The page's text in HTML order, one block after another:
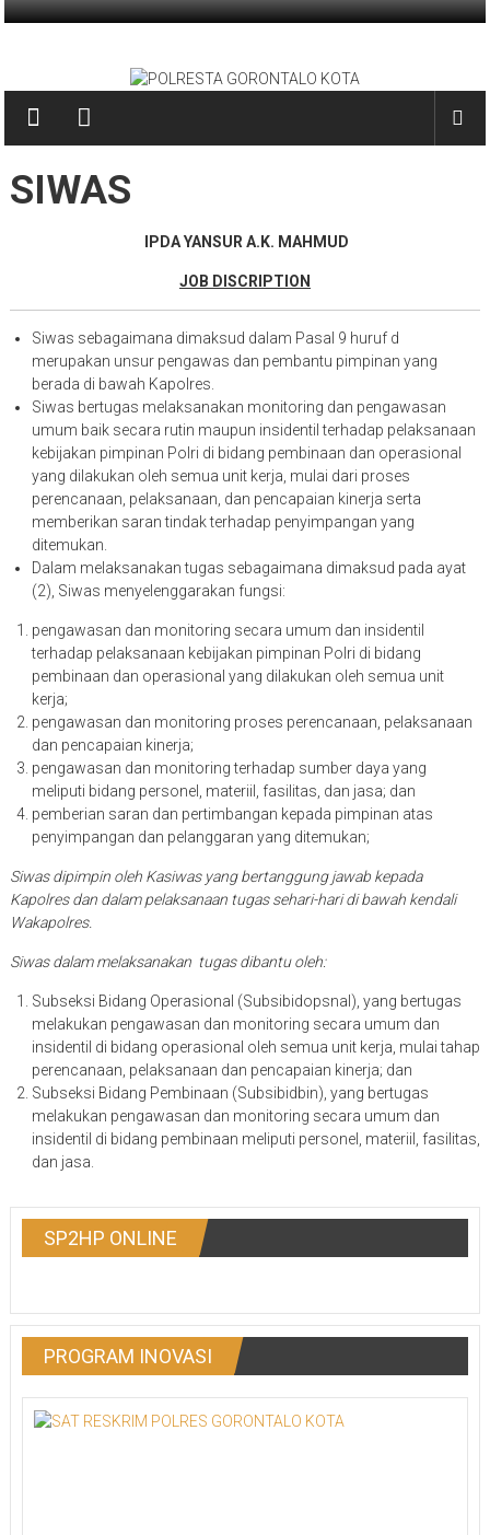
Skip
POLRESTA
GORONTALO
KOTA
PRESISI
SIWAS
IPDA YANSUR A.K. MAHMUD
JOB DISCRIPTION
Siwas sebagaimana dimaksud dalam Pasal 9 huruf d
merupakan unsur pengawas dan pembantu pimpinan yang
berada di bawah Kapolres.
Siwas bertugas melaksanakan monitoring dan pengawasan
umum baik secara rutin maupun insidentil terhadap pelaksanaan
kebijakan pimpinan Polri di bidang pembinaan dan operasional
yang dilakukan oleh semua unit kerja, mulai dari proses
perencanaan, pelaksanaan, dan pencapaian kinerja serta
memberikan saran tindak terhadap penyimpangan yang
ditemukan.
Dalam melaksanakan tugas sebagaimana dimaksud pada ayat
(2), Siwas menyelenggarakan fungsi:
pengawasan dan monitoring secara umum dan insidentil
terhadap pelaksanaan kebijakan pimpinan Polri di bidang
pembinaan dan operasional yang dilakukan oleh semua unit
kerja;
pengawasan dan monitoring proses perencanaan, pelaksanaan
dan pencapaian kinerja;
pengawasan dan monitoring terhadap sumber daya yang
meliputi bidang personel, materiil, fasilitas, dan jasa; dan
pemberian saran dan pertimbangan kepada pimpinan atas
penyimpangan dan pelanggaran yang ditemukan;
Siwas dipimpin oleh Kasiwas yang bertanggung jawab kepada
Kapolres dan dalam pelaksanaan tugas sehari-hari di bawah kendali
Wakapolres.
Siwas dalam melaksanakan tugas dibantu oleh:
Subseksi Bidang Operasional (Subsibidopsnal), yang bertugas
melakukan pengawasan dan monitoring secara umum dan
insidentil di bidang operasional oleh semua unit kerja, mulai tahap
perencanaan, pelaksanaan dan pencapaian kinerja; dan
Subseksi Bidang Pembinaan (Subsibidbin), yang bertugas
melakukan pengawasan dan monitoring secara umum dan
insidentil di bidang pembinaan meliputi personel, materiil, fasilitas,
dan jasa.
SP2HP ONLINE
PROGRAM INOVASI